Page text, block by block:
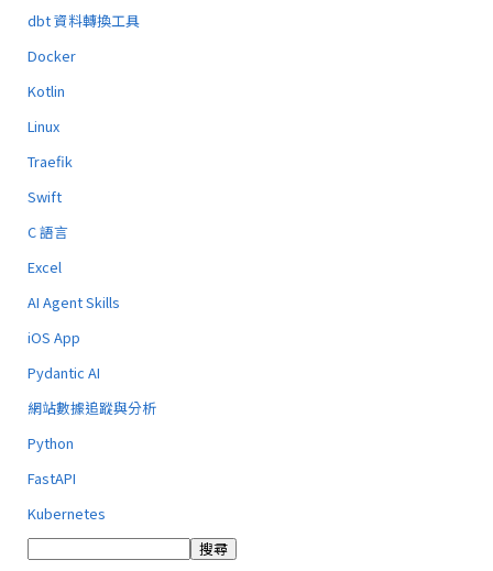
dbt 資料轉換工具
Docker
Kotlin
Linux
Traefik
Swift
C 語言
Excel
AI Agent Skills
iOS App
Pydantic AI
網站數據追蹤與分析
Python
FastAPI
Kubernetes